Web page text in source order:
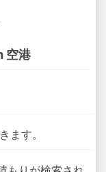
空港
ます。